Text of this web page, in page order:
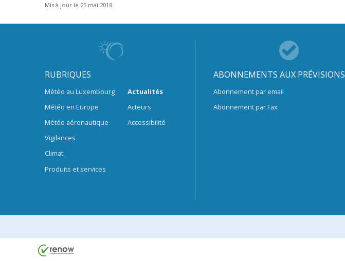
Mis à jour le 25 mai 2018
RUBRIQUES
Météo au Luxembourg
Météo en Europe
Météo aéronautique
Vigilances
Climat
Produits et services
Actualités
Acteurs
Accessibilité
ABONNEMENTS AUX PRÉVISIONS
Abonnement par email
Abonnement par Fax